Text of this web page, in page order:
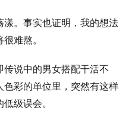
。事实也证明，我的想法
难熬。
说中的男女搭配干活不
彩的单位里，突然有这样
级误会。